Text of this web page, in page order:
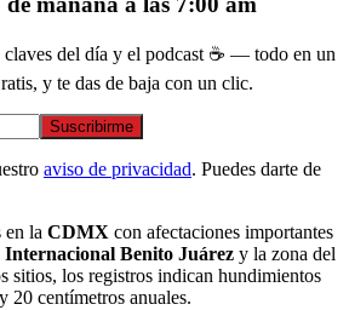
claves del día y el podcast ☕ — todo en un
y te das de baja con un clic.
Suscribirme
aviso de privacidad. Puedes darte de
en la CDMX con afectaciones importantes
Benito Juárez y la zona del
sitios, los registros indican hundimientos
20 centímetros anuales.